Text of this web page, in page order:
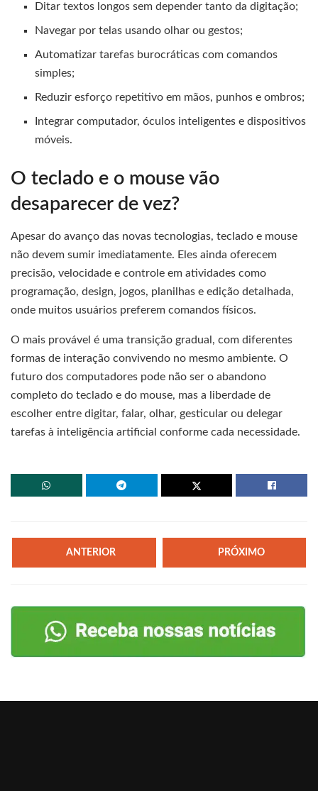
Ditar textos longos sem depender tanto da digitação;
Navegar por telas usando olhar ou gestos;
Automatizar tarefas burocráticas com comandos
simples;
Reduzir esforço repetitivo em mãos, punhos e ombros;
Integrar computador, óculos inteligentes e dispositivos
móveis.
O teclado e o mouse vão
desaparecer de vez?
Apesar do avanço das novas tecnologias, teclado e mouse
não devem sumir imediatamente. Eles ainda oferecem
precisão, velocidade e controle em atividades como
programação, design, jogos, planilhas e edição detalhada,
onde muitos usuários preferem comandos físicos.
O mais provável é uma transição gradual, com diferentes
formas de interação convivendo no mesmo ambiente. O
futuro dos computadores pode não ser o abandono
completo do teclado e do mouse, mas a liberdade de
escolher entre digitar, falar, olhar, gesticular ou delegar
tarefas à inteligência artificial conforme cada necessidade.
ANTERIOR PRÓXIMO